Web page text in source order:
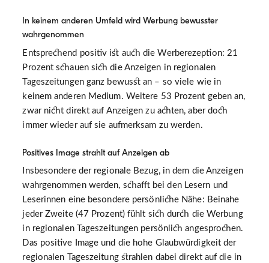
In keinem anderen Umfeld wird Werbung bewusster
wahrgenommen
Entsprechend positiv ist auch die Werberezeption: 21
Prozent schauen sich die Anzeigen in regionalen
Tageszeitungen ganz bewusst an – so viele wie in
keinem anderen Medium. Weitere 53 Prozent geben an,
zwar nicht direkt auf Anzeigen zu achten, aber doch
immer wieder auf sie aufmerksam zu werden.
Positives Image strahlt auf Anzeigen ab
Insbesondere der regionale Bezug, in dem die Anzeigen
wahrgenommen werden, schafft bei den Lesern und
Leserinnen eine besondere persönliche Nähe: Beinahe
jeder Zweite (47 Prozent) fühlt sich durch die Werbung
in regionalen Tageszeitungen persönlich angesprochen.
Das positive Image und die hohe Glaubwürdigkeit der
regionalen Tageszeitung strahlen dabei direkt auf die in